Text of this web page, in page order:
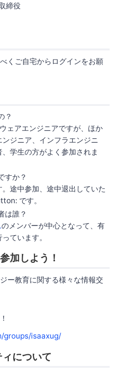
締役
くご自宅からログインをお願
？
ェアエンジニアですが、ほか
ジニア、インフラエンジニ
学生の方がよく参加されま
すか？
途中参加、途中退出していた
です。
は誰？
のメンバーが中心となって、有
ています。
加しよう！
ー教育に関する様々な情報交
groups/isaaxug/
について